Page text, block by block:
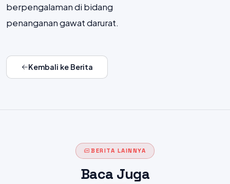
berpengalaman di bidang
penanganan gawat darurat.
Kembali ke Berita
BERITA LAINNYA
Baca Juga